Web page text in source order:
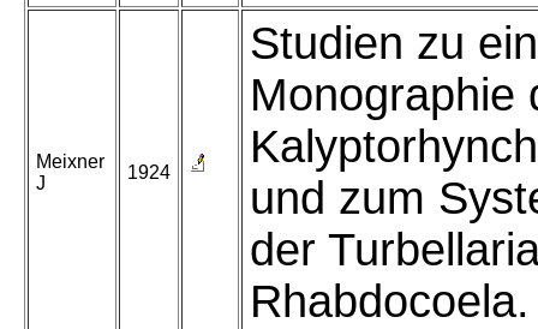
Meixner
J
1924
Studien zu
Monographie
und zum
der
Rhabdocoela.